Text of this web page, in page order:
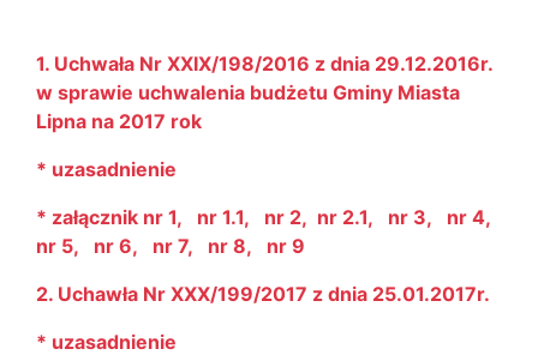
1. Uchwała Nr XXIX/198/2016 z dnia 29.12.2016r.
w sprawie uchwalenia budżetu Gminy Miasta
Lipna na 2017 rok
* uzasadnienie
* załącznik nr 1,
nr 1.1, nr 2, nr 2.1, nr 3,
nr 4,
nr 5,
nr 6, nr 7, nr 8,
nr 9
2. Uchawła Nr XXX/199/2017 z dnia 25.01.2017r.
* uzasadnienie